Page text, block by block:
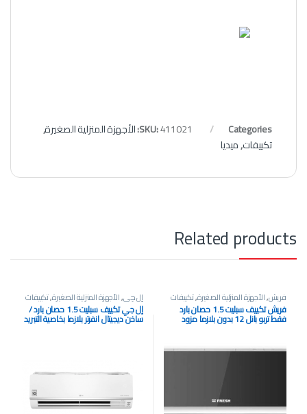
SKU:411021 Categories: الأجهزة المنزلية الصغيرة,
تكييفات,ميديا
Related products
فريش,الأجهزة المنزلية الصغيرة,تكييفات
فريش تكييف سبليت 1.5 حصان بارد
فقط تربو بانل 12 بدون بلازما مزود
بخاصية التبريد السريع اسود
إل چي,الأجهزة المنزلية الصغيرة,تكييفات
إل جي تكييف سبليت 1.5 حصان بارد /
ساخن ديجيتال انفرتر بلازما بخاصية التبريد
فائق السرعة ابيض S4-W12JA3AE